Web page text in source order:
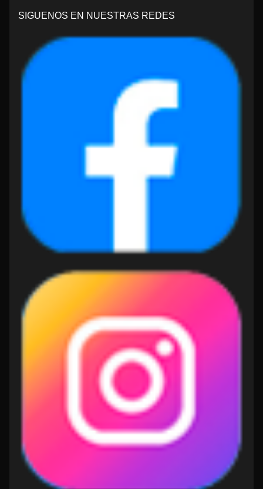
SIGUENOS EN NUESTRAS REDES